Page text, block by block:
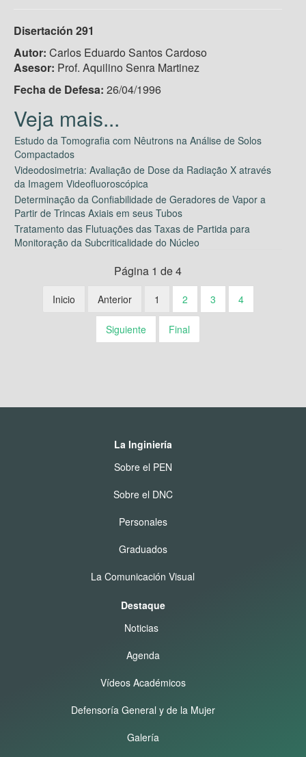
Disertación 291
Autor: Carlos Eduardo Santos Cardoso
Asesor: Prof. Aquilino Senra Martinez
Fecha de Defesa: 26/04/1996
Estudo da Tomografia com Nêutrons na Análise de Solos
Compactados
Videodosimetria: Avaliação de Dose da Radiação X através
da Imagem Videofluoroscópica
Determinação da Confiabilidade de Geradores de Vapor a
Partir de Trincas Axiais em seus Tubos
Tratamento das Flutuações das Taxas de Partida para
Monitoração da Subcriticalidade do Núcleo
Página 1 de 4
Inicio Anterior 1 2 3 4
Siguiente Final
La Inginiería
Sobre el PEN
Sobre el DNC
Personales
Graduados
La Comunicación Visual
Destaque
Noticias
Agenda
Vídeos Académicos
Defensoría General y de la Mujer
Galería